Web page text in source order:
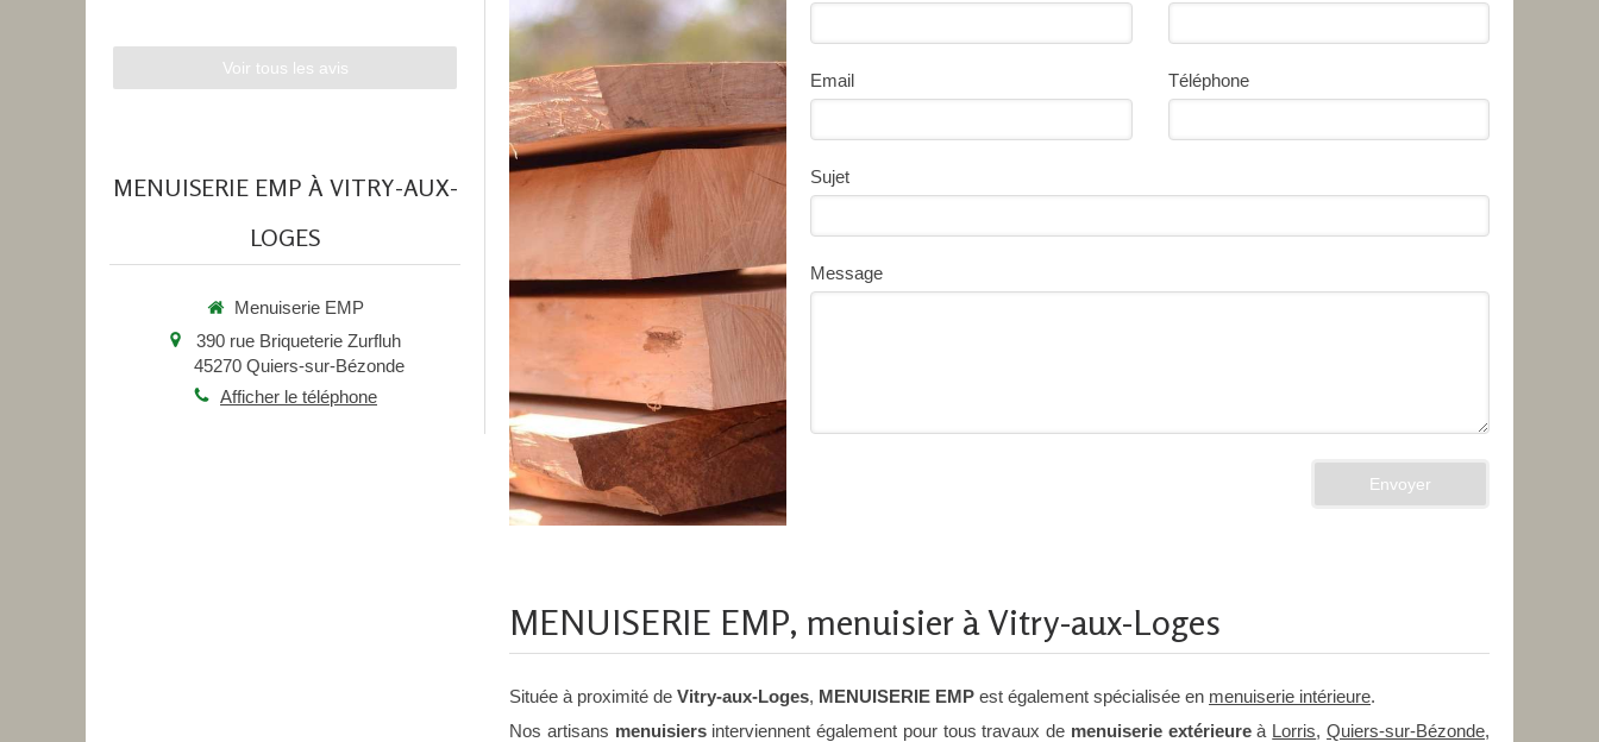
Email Téléphone
Sujet
Message
Envoyer
MENUISERIE EMP, menuisier à Vitry-aux-Loges
Située à proximité de Vitry-aux-Loges, MENUISERIE EMP est également spécialisée en menuiserie intérieure.
Nos artisans menuisiersinterviennent également pour tous travaux de menuiserie extérieureà Lorris,Quiers-sur-Bézonde,
Voir tous les avis
MENUISERIE EMP À VITRY-AUX-
LOGES
Menuiserie EMP
390 rue Briqueterie Zurfluh
45270 Quiers-sur-Bézonde
Afficher le téléphone